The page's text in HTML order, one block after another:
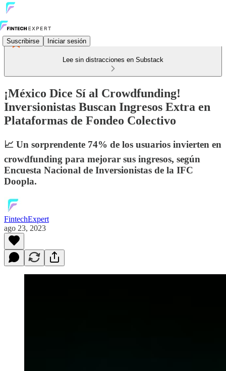
Suscribirse Iniciar sesión
Lee sin distracciones en Substack
¡México Dice Sí al Crowdfunding!
Inversionistas Buscan Ingresos Extra en
Plataformas de Fondeo Colectivo
📈 Un sorprendente 74% de los usuarios invierten en
crowdfunding para mejorar sus ingresos, según
Encuesta Nacional de Inversionistas de la IFC
Doopla.
FintechExpert
ago 23, 2023